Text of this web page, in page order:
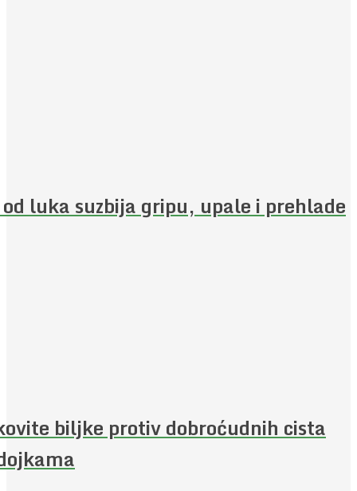
luka suzbija gripu, upale i prehlade
biljke protiv dobroćudnih cista